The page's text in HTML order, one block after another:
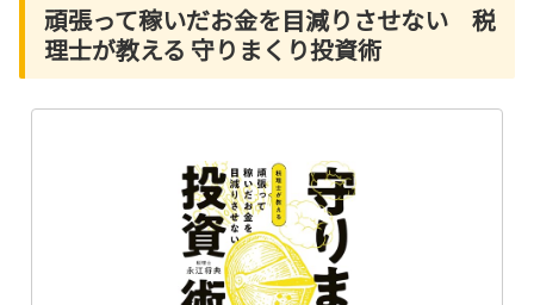
頑張って稼いだお金を目減りさせない 税
理士が教える 守りまくり投資術